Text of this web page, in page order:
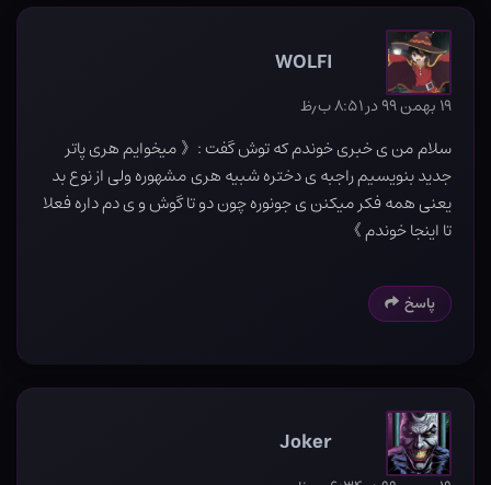
WOLFI
۱۹ بهمن ۹۹ در ۸:۵۱ ب٫ظ
سلام من ی خبری خوندم که توش گفت :《 میخوایم هری پاتر
جدید بنویسیم راجبه ی دختره شبیه هری مشهوره ولی از نوع بد
یعنی همه فکر میکنن ی جونوره چون دو تا گوش و ی دم داره فعلا
تا اینجا خوندم 》
پاسخ
Joker